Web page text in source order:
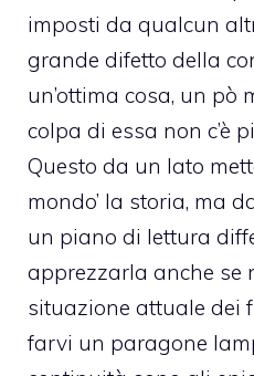
imposti da qualcun
grande difetto della
un’ottima cosa, un pò
colpa di essa non c’è
Questo da un lato
mondo’ la storia, ma
un piano di lettura
apprezzarla anche se
situazione attuale dei
farvi un paragone